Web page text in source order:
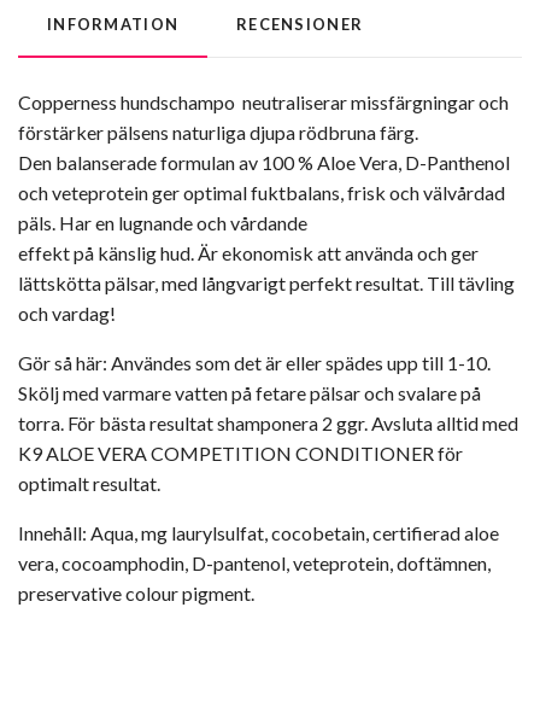
INFORMATION RECENSIONER
Copperness hundschampo neutraliserar missfärgningar och
förstärker pälsens naturliga djupa rödbruna färg.
Den balanserade formulan av 100 % Aloe Vera, D-Panthenol
och veteprotein ger optimal fuktbalans, frisk och välvårdad
päls. Har en lugnande och vårdande
effekt på känslig hud. Är ekonomisk att använda och ger
lättskötta pälsar, med långvarigt perfekt resultat. Till tävling
och vardag!
Gör så här: Användes som det är eller spädes upp till 1-10.
Skölj med varmare vatten på fetare pälsar och svalare på
torra. För bästa resultat shamponera 2 ggr. Avsluta alltid med
K9 ALOE VERA COMPETITION CONDITIONER för
optimalt resultat.
Innehåll: Aqua, mg laurylsulfat, cocobetain, certifierad aloe
vera, cocoamphodin, D-pantenol, veteprotein, doftämnen,
preservative colour pigment.